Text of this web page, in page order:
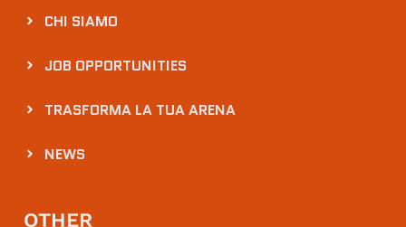
CHI SIAMO
JOB OPPORTUNITIES
TRASFORMA LA TUA ARENA
NEWS
OTHER